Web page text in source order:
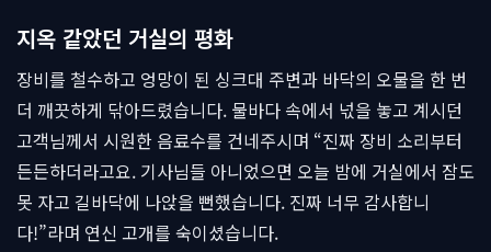
지옥 같았던 거실의 평화
장비를 철수하고 엉망이 된 싱크대 주변과 바닥의 오물을 한 번
더 깨끗하게 닦아드렸습니다. 물바다 속에서 넋을 놓고 계시던
고객님께서 시원한 음료수를 건네주시며 “진짜 장비 소리부터
든든하더라고요. 기사님들 아니었으면 오늘 밤에 거실에서 잠도
못 자고 길바닥에 나앉을 뻔했습니다. 진짜 너무 감사합니
다!”라며 연신 고개를 숙이셨습니다.